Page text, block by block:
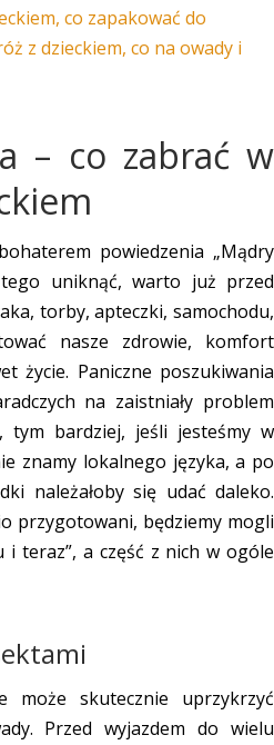
– co zabrać w
powiedzenia „Mądry
uniknąć, warto już przed
torby, apteczki, samochodu,
nasze zdrowie, komfort
życie. Paniczne poszukiwania
na zaistniały problem
tym bardziej, jeśli jesteśmy w
znamy lokalnego języka, a po
należałoby się udać daleko.
przygotowani, będziemy mogli
teraz”, a część z nich w ogóle
może skutecznie uprzykrzyć
Przed wyjazdem do wielu